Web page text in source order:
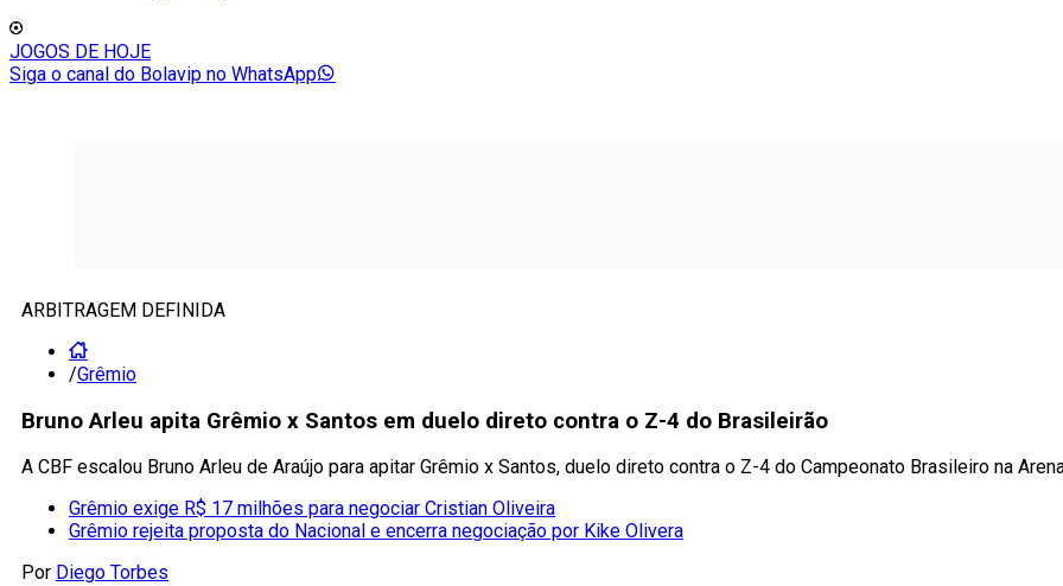
JOGOS DE HOJE
Siga o canal do Bolavip no WhatsApp
ARBITRAGEM DEFINIDA
/Grêmio
Bruno Arleu apita Grêmio x Santos em duelo direto contra o Z-4 do Brasileirão
A CBF escalou Bruno Arleu de Araújo para apitar Grêmio x Santos, duelo direto contra o Z-4 do Campeonato Brasileiro na
Grêmio exige R$ 17 milhões para negociar Cristian Oliveira
Grêmio rejeita proposta do Nacional e encerra negociação por Kike Olivera
Por Diego Torbes